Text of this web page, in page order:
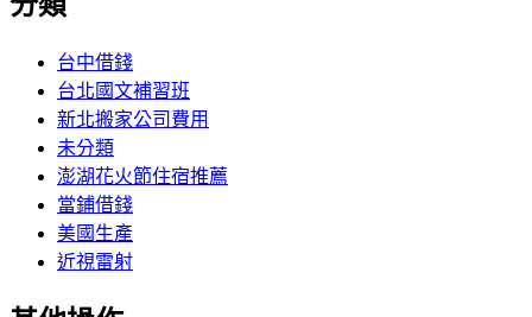
台中借錢
台北國文補習班
新北搬家公司費用
未分類
澎湖花火節住宿推薦
當鋪借錢
美國生產
近視雷射